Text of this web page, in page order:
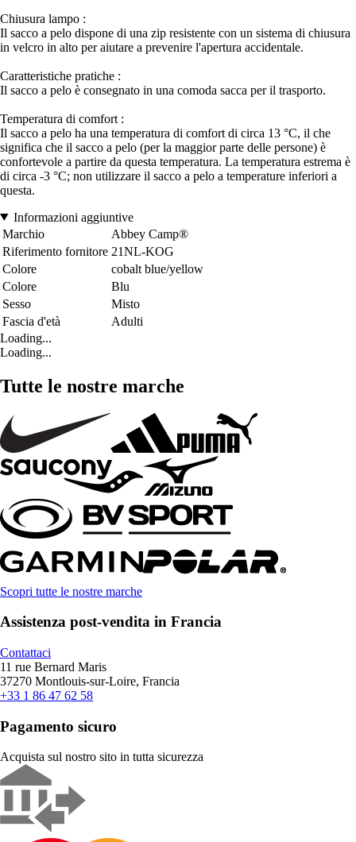
Chiusura lampo :
Il sacco a pelo dispone di una zip resistente con un sistema di chiusura
in velcro in alto per aiutare a prevenire l'apertura accidentale.
Caratteristiche pratiche :
Il sacco a pelo è consegnato in una comoda sacca per il trasporto.
Temperatura di comfort :
Il sacco a pelo ha una temperatura di comfort di circa 13 °C, il che
significa che il sacco a pelo (per la maggior parte delle persone) è
confortevole a partire da questa temperatura. La temperatura estrema è
di circa -3 °C; non utilizzare il sacco a pelo a temperature inferiori a
questa.
Informazioni aggiuntive
Marchio
Abbey Camp®
Riferimento fornitore 21NL-KOG
Colore
cobalt blue/yellow
Colore
Blu
Sesso
Misto
Fascia d'età
Adulti
Loading...
Loading...
Tutte le nostre marche
Scopri tutte le nostre marche
Assistenza post-vendita in Francia
Contattaci
11 rue Bernard Maris
37270 Montlouis-sur-Loire, Francia
+33 1 86 47 62 58
Pagamento sicuro
Acquista sul nostro sito in tutta sicurezza